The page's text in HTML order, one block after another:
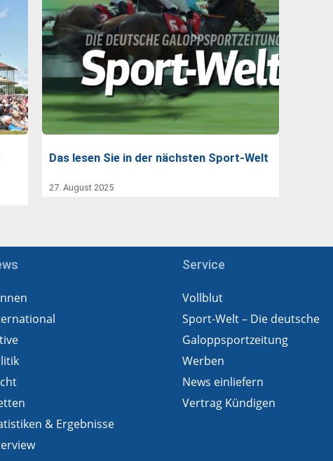
Das lesen Sie in der nächsten Sport-Welt
27. August 2025
& Ergebnisse
Service
Vollblut
Sport-Welt – Die deutsche
Galoppsportzeitung
Werben
News einliefern
Vertrag Kündigen